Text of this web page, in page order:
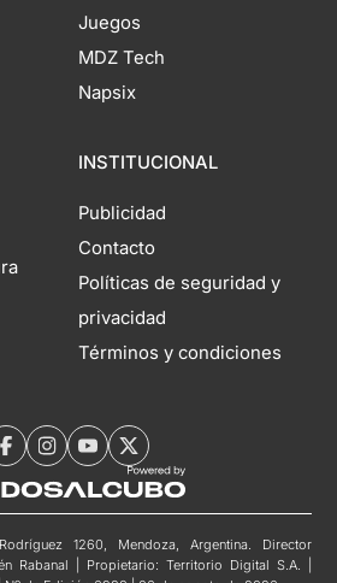
Juegos
MDZ Tech
Napsix
INSTITUCIONAL
Publicidad
Contacto
Políticas de seguridad y
privacidad
Términos y condiciones
1260, Mendoza, Argentina. Director
Rabanal | Propietario: Territorio Digital S.A. |